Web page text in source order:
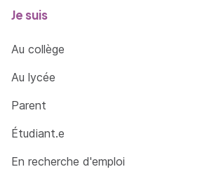
Je suis
Au collège
Au lycée
Parent
Étudiant.e
En recherche d'emploi